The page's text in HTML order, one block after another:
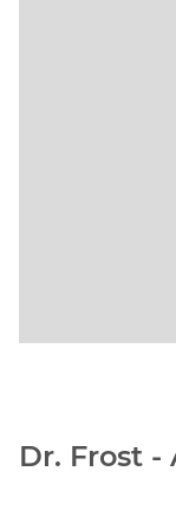
Dr. Frost -